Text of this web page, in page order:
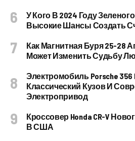
У Кого В 2024 Году
Высокие Шансы Создать
Как Магнитная Буря 25-28
Может Изменить Судьбу
Электромобиль Porsche 356
Классический Кузов И
Электропривод
Кроссовер Honda CR-V
В США